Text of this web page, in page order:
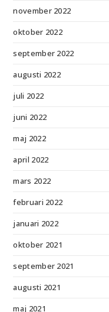
november 2022
oktober 2022
september 2022
augusti 2022
juli 2022
juni 2022
maj 2022
april 2022
mars 2022
februari 2022
januari 2022
oktober 2021
september 2021
augusti 2021
maj 2021